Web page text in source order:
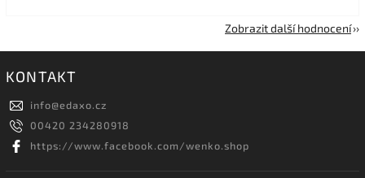
Zobrazit další hodnocení
KONTAKT
info@edaxo.cz
00420 234280918
https://www.facebook.com/wenko.shop